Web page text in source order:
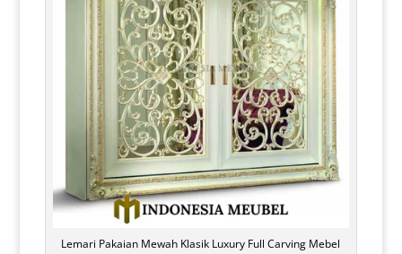
Lemari Pakaian Mewah Klasik Luxury Full Carving Mebel